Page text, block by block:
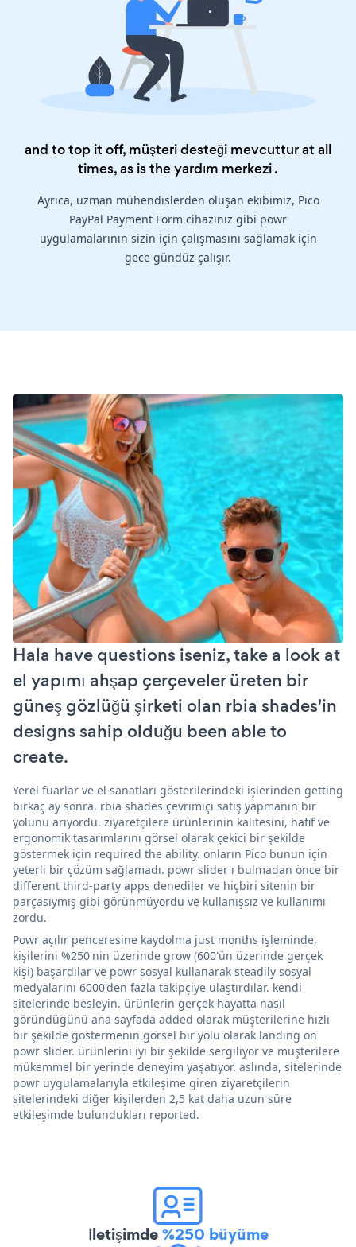
and to top it off, müşteri desteği mevcuttur at all
times, as is theyardım merkezi.
Ayrıca, uzman mühendislerden oluşan ekibimiz, Pico
PayPal Payment Form cihazınız gibi powr
uygulamalarının sizin için çalışmasını sağlamak için
gece gündüz çalışır.
Hala have questions iseniz, take a look at
el yapımı ahşap çerçeveler üreten bir
güneş gözlüğü şirketi olan rbia shades'in
designs sahip olduğu been able to
create.
Yerel fuarlar ve el sanatları gösterilerindeki işlerinden getting
birkaç ay sonra, rbia shades çevrimiçi satış yapmanın bir
yolunu arıyordu. ziyaretçilere ürünlerinin kalitesini, hafif ve
ergonomik tasarımlarını görsel olarak çekici bir şekilde
göstermek için required the ability. onların Pico bunun için
yeterli bir çözüm sağlamadı. powr slider'ı bulmadan önce bir
different third-party apps denediler ve hiçbiri sitenin bir
parçasıymış gibi görünmüyordu ve kullanışsız ve kullanımı
zordu.
Powr açılır penceresine kaydolma just months işleminde,
kişilerini %250'nin üzerinde grow (600'ün üzerinde gerçek
kişi) başardılar ve powr sosyal kullanarak steadily sosyal
medyalarını 6000'den fazla takipçiye ulaştırdılar. kendi
sitelerinde besleyin. ürünlerin gerçek hayatta nasıl
göründüğünü ana sayfada added olarak müşterilerine hızlı
bir şekilde göstermenin görsel bir yolu olarak landing on
powr slider. ürünlerini iyi bir şekilde sergiliyor ve müşterilere
mükemmel bir yerinde deneyim yaşatıyor. aslında, sitelerinde
powr uygulamalarıyla etkileşime giren ziyaretçilerin
sitelerindeki diğer kişilerden 2,5 kat daha uzun süre
etkileşimde bulundukları reported.
İletişimde%250 büyüme